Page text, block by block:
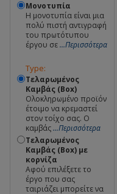
Μονοτυπία
Η μονοτυπία είναι μια
πολύ πιστή αντιγραφή
του πρωτότυπου
έργου σε...Περισσότερα
Type:
Τελαρωμένος
Καμβάς (Box)
Ολοκληρωμένο προϊόν
έτοιμο να κρεμαστεί
στον τοίχο σας. Ο
καμβάς...Περισσότερα
Τελαρωμένος
Καμβάς (Box) με
κορνίζα
Αφού επιλέξετε το
έργο που σας
ταιριάζει μπορείτε να